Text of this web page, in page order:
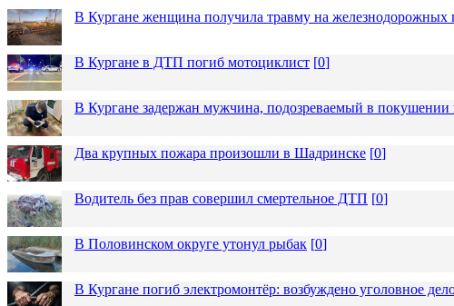
В Кургане женщина получила травму на железнодорожных
В Кургане в ДТП погиб мотоциклист [0]
В Кургане задержан мужчина, подозреваемый в покушении
Два крупных пожара произошли в Шадринске [0]
Водитель без прав совершил смертельное ДТП [0]
В Половинском округе утонул рыбак [0]
В Кургане погиб электромонтёр: возбуждено уголовное